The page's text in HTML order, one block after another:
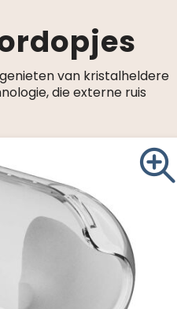
van kristalheldere
die externe ruis